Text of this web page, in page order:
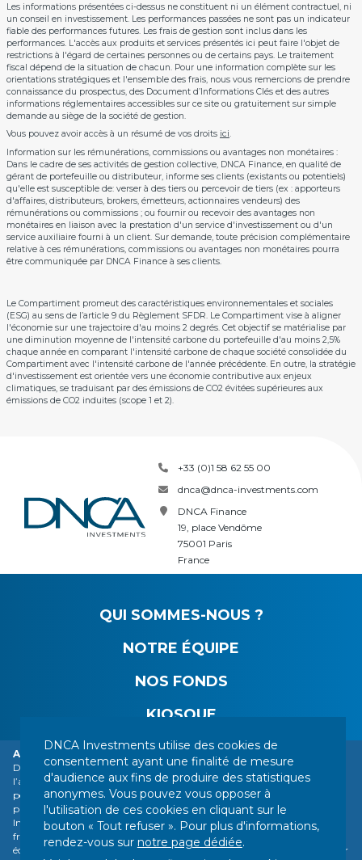
Alerte vigilance : usurpation d’identité de DNCA Finance.
DNCA Finance, société affiliée de Natixis Investment Managers, attire
l’attention du public sur l’usurpation de son identité par différentes
personnes ou sociétés basées à l’étranger, parmi lesquelles une société se
présentant comme une entreprise de services financiers s’intitulant «
Influx Finance ». Ces personnes et sociétés font référence de manière
frauduleuse au nom de DNCA Finance ou DNCA Investments dans les
échanges qu’elles peuvent avoir avec des particuliers pour recommander
Les informations présentées ci-dessus ne constituent ni un élément contractuel, ni
un conseil en investissement. Les performances passées ne sont pas un indicateur
fiable des performances futures. Les frais de gestion sont inclus dans les
performances. L'accès aux produits et services présentés ici peut faire l'objet de
restrictions à l'égard de certaines personnes ou de certains pays. Le traitement
fiscal dépend de la situation de chacun. Pour une information complète sur les
orientations stratégiques et l'ensemble des frais, nous vous remercions de prendre
connaissance du prospectus, des Document d’Informations Clés et des autres
informations réglementaires accessibles sur ce site ou gratuitement sur simple
demande au siège de la société de gestion.
Vous pouvez avoir accès à un résumé de vos droits ici.
Information sur les rémunérations, commissions ou avantages non monétaires :
Dans le cadre de ses activités de gestion collective, DNCA Finance, en qualité de
gérant de portefeuille ou distributeur, informe ses clients (existants ou potentiels)
qu'elle est susceptible de: verser à des tiers ou percevoir de tiers (ex : apporteurs
d'affaires, distributeurs, brokers, émetteurs, actionnaires vendeurs) des
rémunérations ou commissions ; ou fournir ou recevoir des avantages non
monétaires en liaison avec la prestation d'un service d'investissement ou d'un
service auxiliaire fourni à un client. Sur demande, toute précision complémentaire
relative à ces rémunérations, commissions ou avantages non monétaires pourra
être communiquée par DNCA Finance à ses clients.
Le Compartiment promeut des caractéristiques environnementales et sociales
(ESG) au sens de l’article 9 du Règlement SFDR. Le Compartiment vise à aligner
l'économie sur une trajectoire d'au moins 2 degrés. Cet objectif se matérialise par
une diminution moyenne de l'intensité carbone du portefeuille d'au moins 2,5%
chaque année en comparant l'intensité carbone de chaque société consolidée du
Compartiment avec l'intensité carbone de l'année précédente. En outre, la stratégie
d'investissement est orientée vers une économie contributive aux enjeux
climatiques, se traduisant par des émissions de CO2 évitées supérieures aux
émissions de CO2 induites (scope 1 et 2).
+33 (0)1 58 62 55 00
dnca@dnca-investments.com
DNCA Finance
19, place Vendôme
75001 Paris
France
QUI SOMMES-NOUS ?
NOTRE ÉQUIPE
NOS FONDS
KIOSQUE
VOS CONTACTS CARRIÈRES
MENTIONS LÉGALES
INFORMATIONS RÉGLEMENTAIRES
VOS DONNÉES PERSONNELLES
PLAN DU SITE
GESTION DES COOKIES
DNCA Investments utilise des cookies de
consentement ayant une finalité de mesure
d'audience aux fins de produire des statistiques
anonymes. Vous pouvez vous opposer à
l'utilisation de ces cookies en cliquant sur le
bouton « Tout refuser ». Pour plus d'informations,
rendez-vous sur notre page dédiée.